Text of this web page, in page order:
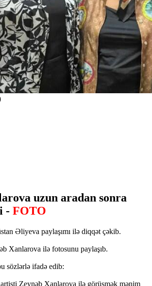
uzun aradan sonra
- FOTO
Əliyeva paylaşımı ilə diqqət çəkib.
Xanlarova ilə fotosunu paylaşıb.
sözlərlə ifadə edib:
Zeynəb Xanlarova ilə görüşmək mənim